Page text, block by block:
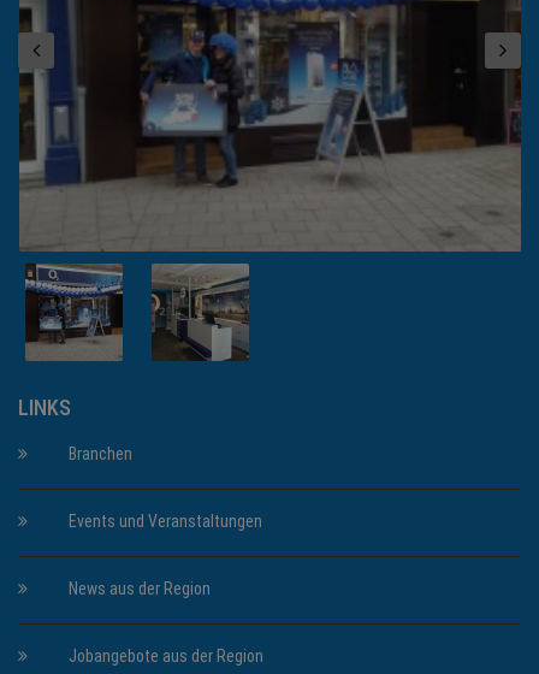
LINKS
Branchen
Events und Veranstaltungen
News aus der Region
Jobangebote aus der Region